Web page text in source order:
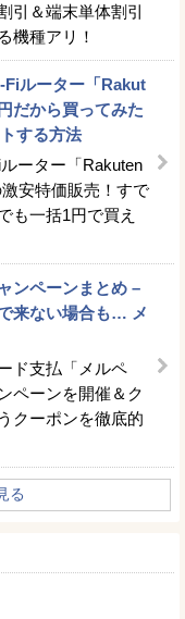
引＆端末単体割引
機種アリ！
Fiルーター「Rakut
だから買ってみた
する方法
ーター「Rakuten
安特価販売！すで
も一括1円で買え
ンペーンまとめ –
来ない場合も… メ
ド支払「メルペ
ペーンを開催＆ク
クーポンを徹底的
る